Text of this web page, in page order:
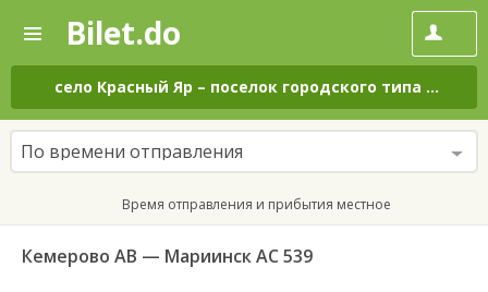
—
Поиск
и
покупка
билетов
на
автобус
онлайн
Bilet.do
село Красный Яр – поселок городского типа Верх-Чебула
По времени отправления
Время отправления и прибытия местное
Кемерово АВ — Мариинск АС 539